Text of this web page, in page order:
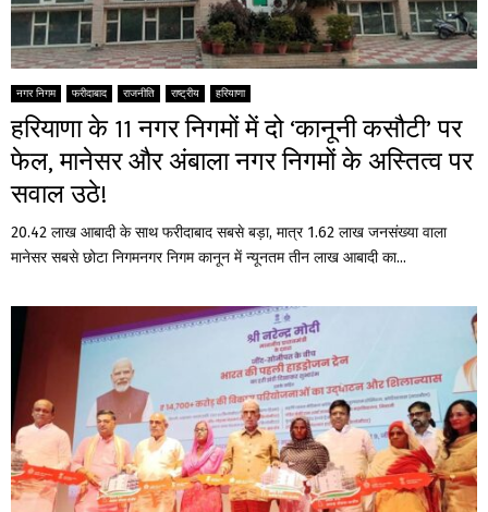
नगर निगम फरीदाबाद राजनीति राष्ट्रीय हरियाणा
हरियाणा के 11 नगर निगमों में दो ‘कानूनी कसौटी’ पर
फेल, मानेसर और अंबाला नगर निगमों के अस्तित्व पर
सवाल उठे!
20.42 लाख आबादी के साथ फरीदाबाद सबसे बड़ा, मात्र 1.62 लाख जनसंख्या वाला
मानेसर सबसे छोटा निगमनगर निगम कानून में न्यूनतम तीन लाख आबादी का...